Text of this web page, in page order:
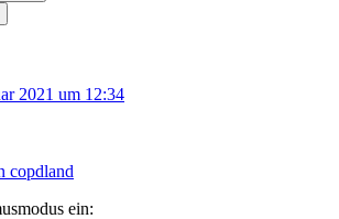
2021 um 12:34
copdland
ein: